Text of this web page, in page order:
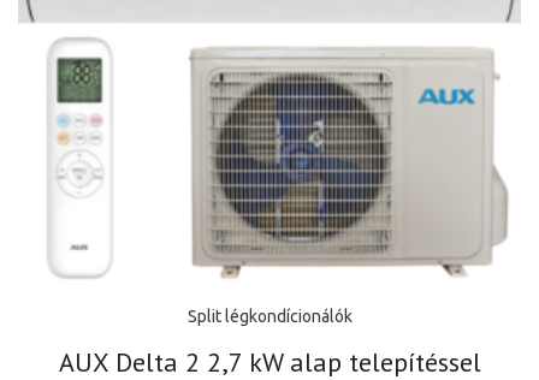
Split légkondícionálók
AUX Delta 2 2,7 kW alap telepítéssel